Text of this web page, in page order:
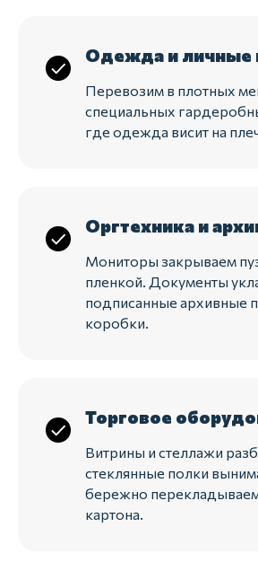
Одежда и личные
Перевозим в плотных
специальных
где одежда висит на
Оргтехника и
Мониторы закрываем
пленкой. Документы
подписанные архивные
коробки.
Торговое
Витрины и стеллажи
стеклянные полки
бережно
картона.